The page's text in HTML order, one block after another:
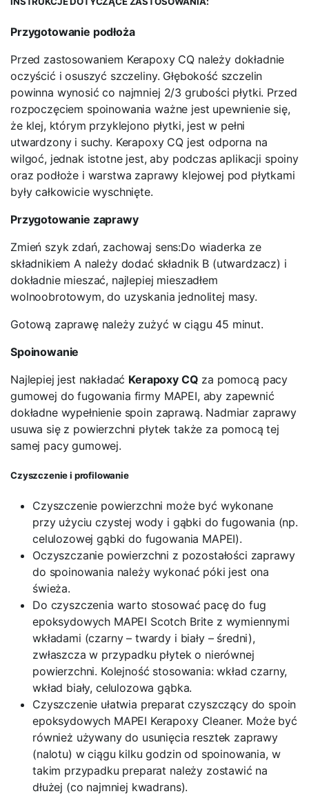
Przygotowanie podłoża
Przed zastosowaniem Kerapoxy CQ należy dokładnie
oczyścić i osuszyć szczeliny. Głębokość szczelin
powinna wynosić co najmniej 2/3 grubości płytki. Przed
rozpoczęciem spoinowania ważne jest upewnienie się,
że klej, którym przyklejono płytki, jest w pełni
utwardzony i suchy. Kerapoxy CQ jest odporna na
wilgoć, jednak istotne jest, aby podczas aplikacji spoiny
oraz podłoże i warstwa zaprawy klejowej pod płytkami
były całkowicie wyschnięte.
Przygotowanie zaprawy
Zmień szyk zdań, zachowaj sens:Do wiaderka ze
składnikiem A należy dodać składnik B (utwardzacz) i
dokładnie mieszać, najlepiej mieszadłem
wolnoobrotowym, do uzyskania jednolitej masy.
Gotową zaprawę należy zużyć w ciągu 45 minut.
Spoinowanie
Najlepiej jest nakładać Kerapoxy CQ za pomocą pacy
gumowej do fugowania firmy MAPEI, aby zapewnić
dokładne wypełnienie spoin zaprawą. Nadmiar zaprawy
usuwa się z powierzchni płytek także za pomocą tej
samej pacy gumowej.
Czyszczenie i profilowanie
Czyszczenie powierzchni może być wykonane
przy użyciu czystej wody i gąbki do fugowania (np.
celulozowej gąbki do fugowania MAPEI).
Oczyszczanie powierzchni z pozostałości zaprawy
do spoinowania należy wykonać póki jest ona
świeża.
Do czyszczenia warto stosować pacę do fug
epoksydowych MAPEI Scotch Brite z wymiennymi
wkładami (czarny – twardy i biały – średni),
zwłaszcza w przypadku płytek o nierównej
powierzchni. Kolejność stosowania: wkład czarny,
wkład biały, celulozowa gąbka.
Czyszczenie ułatwia preparat czyszczący do spoin
epoksydowych MAPEI Kerapoxy Cleaner. Może być
również używany do usunięcia resztek zaprawy
(nalotu) w ciągu kilku godzin od spoinowania, w
takim przypadku preparat należy zostawić na
dłużej (co najmniej kwadrans).